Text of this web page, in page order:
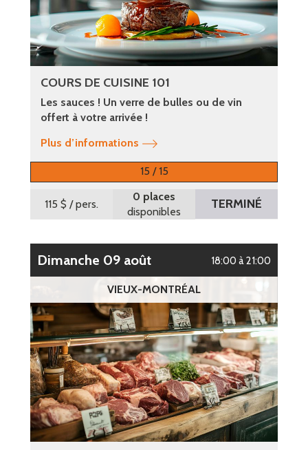
COURS DE CUISINE 101
Les sauces ! Un verre de bulles ou de vin
offert à votre arrivée !
Plus d’informations
15 / 15
115 $ / pers.
0 places
disponibles
TERMINÉ
dimanche 09 août 18:00 à 21:00
VIEUX-MONTRÉAL